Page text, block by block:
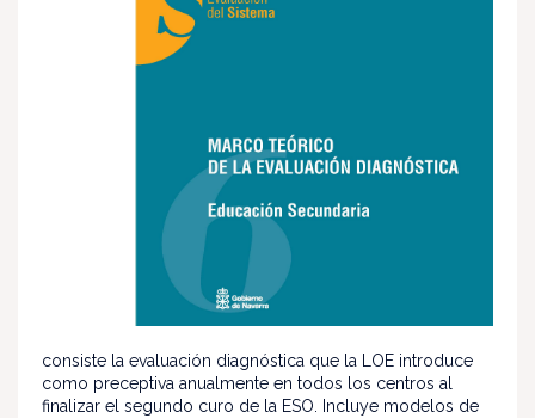
consiste la evaluación diagnóstica que la LOE introduce
como preceptiva anualmente en todos los centros al
finalizar el segundo curo de la ESO. Incluye modelos de